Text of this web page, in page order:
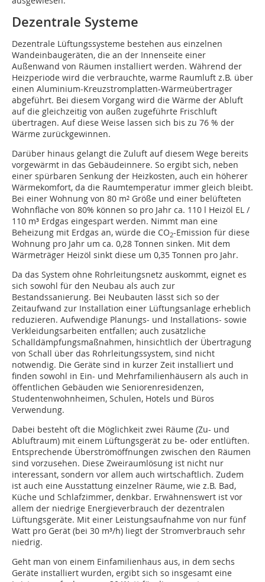
Dezentrale Systeme
Dezentrale Lüftungssysteme bestehen aus einzelnen
Wandeinbaugeräten, die an der Innenseite einer
Außenwand von Räumen installiert werden. Während der
Heizperiode wird die verbrauchte, warme Raumluft z.B. über
einen Aluminium-Kreuzstromplatten-Wärmeübertrager
abgeführt. Bei diesem Vorgang wird die Wärme der Abluft
auf die gleichzeitig von außen zugeführte Frischluft
übertragen. Auf diese Weise lassen sich bis zu 76 % der
Wärme zurückgewinnen.
Darüber hinaus gelangt die Zuluft auf diesem Wege bereits
vorgewärmt in das Gebäudeinnere. So ergibt sich, neben
einer spürbaren Senkung der Heizkosten, auch ein höherer
Wärmekomfort, da die Raumtemperatur immer gleich bleibt.
Bei einer Wohnung von 80 m² Größe und einer belüfteten
Wohnfläche von 80% können so pro Jahr ca. 110 l Heizöl EL /
110 m³ Erdgas eingespart werden. Nimmt man eine
Beheizung mit Erdgas an, würde die CO2-Emission für diese
Wohnung pro Jahr um ca. 0,28 Tonnen sinken. Mit dem
Wärmeträger Heizöl sinkt diese um 0,35 Tonnen pro Jahr.
Da das System ohne Rohrleitungsnetz auskommt, eignet es
sich sowohl für den Neubau als auch zur
Bestandssanierung. Bei Neubauten lässt sich so der
Zeitaufwand zur Installation einer Lüftungsanlage erheblich
reduzieren. Aufwendige Planungs- und Installations- sowie
Verkleidungsarbeiten entfallen; auch zusätzliche
Schalldämpfungsmaßnahmen, hinsichtlich der Übertragung
von Schall über das Rohrleitungssystem, sind nicht
notwendig. Die Geräte sind in kurzer Zeit installiert und
finden sowohl in Ein- und Mehrfamilienhäusern als auch in
öffentlichen Gebäuden wie Seniorenresidenzen,
Studentenwohnheimen, Schulen, Hotels und Büros
Verwendung.
Dabei besteht oft die Möglichkeit zwei Räume (Zu- und
Abluftraum) mit einem Lüftungsgerät zu be- oder entlüften.
Entsprechende Überströmöffnungen zwischen den Räumen
sind vorzusehen. Diese Zweiraumlösung ist nicht nur
interessant, sondern vor allem auch wirtschaftlich. Zudem
ist auch eine Ausstattung einzelner Räume, wie z.B. Bad,
Küche und Schlafzimmer, denkbar. Erwähnenswert ist vor
allem der niedrige Energieverbrauch der dezentralen
Lüftungsgeräte. Mit einer Leistungsaufnahme von nur fünf
Watt pro Gerät (bei 30 m³/h) liegt der Stromverbrauch sehr
niedrig.
Geht man von einem Einfamilienhaus aus, in dem sechs
Geräte installiert wurden, ergibt sich so insgesamt eine